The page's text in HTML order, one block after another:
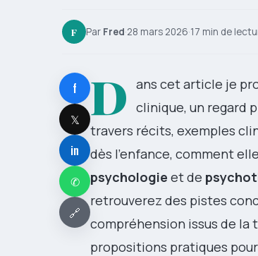
F Par Fred·28 mars 2026·17 min de
f
𝕏
in
✆
🔗
D ans cet article je
clinique, un regard
travers récits, exemples
dès l’enfance, comment
psychologie et de
retrouverez des pistes
compréhension issus de
propositions pratiques